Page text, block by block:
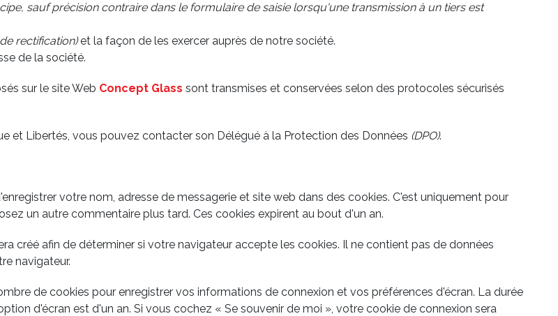
sauf précision contraire dans le formulaire de saisie lorsqu'une transmission à un tiers est
rectification)et la façon de les exercer auprès de notre société.
de la société.
sur le site Web Concept Glass sont transmises et conservées selon des protocoles sécurisés
et Libertés, vous pouvez contacter son Délégué à la Protection des Données (DPO).
votre nom, adresse de messagerie et site web dans des cookies. C'est uniquement pour
un autre commentaire plus tard. Ces cookies expirent au bout d'un an.
créé afin de déterminer si votre navigateur accepte les cookies. Il ne contient pas de données
navigateur.
de cookies pour enregistrer vos informations de connexion et vos préférences d'écran. La durée
d'écran est d'un an. Si vous cochez « Se souvenir de moi », votre cookie de connexion sera